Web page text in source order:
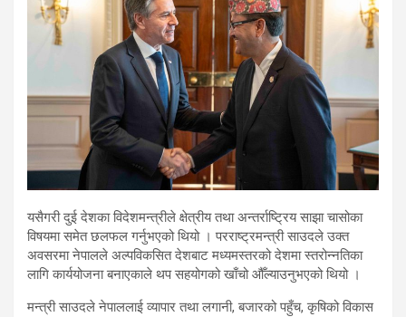
यसैगरी दुई देशका विदेशमन्त्रीले क्षेत्रीय तथा अन्तर्राष्ट्रिय साझा चासोका
विषयमा समेत छलफल गर्नुभएको थियो । परराष्ट्रमन्त्री साउदले उक्त
अवसरमा नेपालले अल्पविकसित देशबाट मध्यमस्तरको देशमा स्तरोन्नतिका
लागि कार्ययोजना बनाएकाले थप सहयोगको खाँचो औँल्याउनुभएको थियो ।
मन्त्री साउदले नेपाललाई व्यापार तथा लगानी, बजारको पहुँच, कृषिको विकास